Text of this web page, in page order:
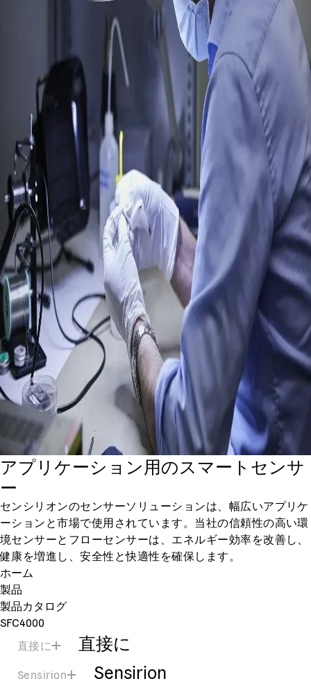
アプリケーション用のスマートセンサ
ー
センシリオンのセンサーソリューションは、幅広いアプリケ
ーションと市場で使用されています。当社の信頼性の高い環
境センサーとフローセンサーは、エネルギー効率を改善し、
健康を増進し、安全性と快適性を確保します。
ホーム
製品
製品カタログ
SFC4000
直接に
直接に
Sensirion Sensirion